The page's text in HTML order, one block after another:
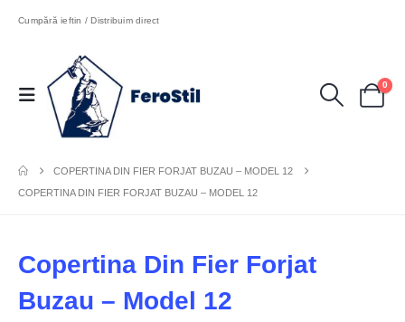
Cumpără ieftin / Distribuim direct
0
COPERTINA DIN FIER FORJAT BUZAU – MODEL 12
COPERTINA DIN FIER FORJAT BUZAU – MODEL 12
Copertina Din Fier Forjat
Buzau – Model 12